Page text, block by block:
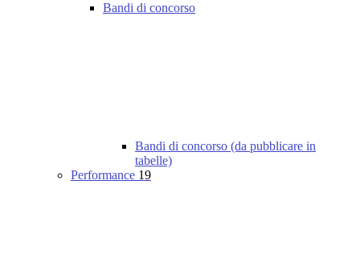
Bandi di concorso
Bandi di concorso (da pubblicare in
tabelle)
Performance 19